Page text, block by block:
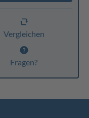
Vergleichen
Fragen?